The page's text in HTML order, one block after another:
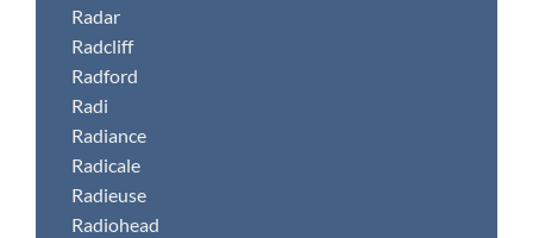
Radar
Radcliff
Radford
Radi
Radiance
Radicale
Radieuse
Radiohead